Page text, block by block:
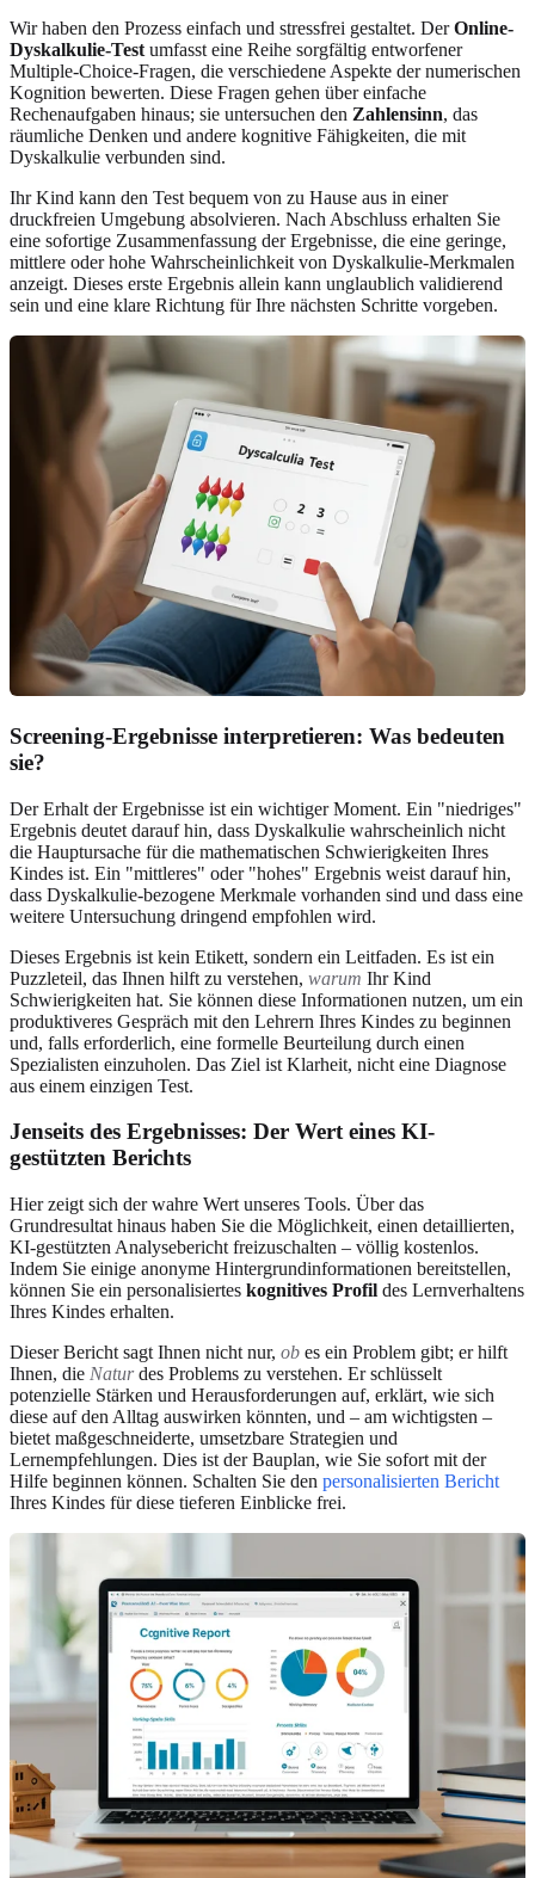
Wir haben den Prozess einfach und stressfrei gestaltet. DerOnline-
Dyskalkulie-Test umfasst eine Reihe sorgfältig entworfener
Multiple-Choice-Fragen, die verschiedene Aspekte der numerischen
Kognition bewerten. Diese Fragen gehen über einfache
Rechenaufgaben hinaus; sie untersuchen den Zahlensinn, das
räumliche Denken und andere kognitive Fähigkeiten, die mit
Dyskalkulie verbunden sind.
Ihr Kind kann den Test bequem von zu Hause aus in einer
druckfreien Umgebung absolvieren. Nach Abschluss erhalten Sie
eine sofortige Zusammenfassung der Ergebnisse, die eine geringe,
mittlere oder hohe Wahrscheinlichkeit von Dyskalkulie-Merkmalen
anzeigt. Dieses erste Ergebnis allein kann unglaublich validierend
sein und eine klare Richtung für Ihre nächsten Schritte vorgeben.
Screening-Ergebnisse interpretieren: Was bedeuten
sie?
Der Erhalt der Ergebnisse ist ein wichtiger Moment. Ein "niedriges"
Ergebnis deutet darauf hin, dass Dyskalkulie wahrscheinlich nicht
die Hauptursache für die mathematischen Schwierigkeiten Ihres
Kindes ist. Ein "mittleres" oder "hohes" Ergebnis weist darauf hin,
dass Dyskalkulie-bezogene Merkmale vorhanden sind und dass eine
weitere Untersuchung dringend empfohlen wird.
Dieses Ergebnis ist kein Etikett, sondern ein Leitfaden. Es ist ein
Puzzleteil, das Ihnen hilft zu verstehen, warum Ihr Kind
Schwierigkeiten hat. Sie können diese Informationen nutzen, um ein
produktiveres Gespräch mit den Lehrern Ihres Kindes zu beginnen
und, falls erforderlich, eine formelle Beurteilung durch einen
Spezialisten einzuholen. Das Ziel ist Klarheit, nicht eine Diagnose
aus einem einzigen Test.
Jenseits des Ergebnisses: Der Wert eines KI-
gestützten Berichts
Hier zeigt sich der wahre Wert unseres Tools. Über das
Grundresultat hinaus haben Sie die Möglichkeit, einen detaillierten,
KI-gestützten Analysebericht freizuschalten – völlig kostenlos.
Indem Sie einige anonyme Hintergrundinformationen bereitstellen,
können Sie ein personalisiertes kognitives Profil des Lernverhaltens
Ihres Kindes erhalten.
Dieser Bericht sagt Ihnen nicht nur, ob es ein Problem gibt; er hilft
Ihnen, die Naturdes Problems zu verstehen. Er schlüsselt
potenzielle Stärken und Herausforderungen auf, erklärt, wie sich
diese auf den Alltag auswirken könnten, und – am wichtigsten –
bietet maßgeschneiderte, umsetzbare Strategien und
Lernempfehlungen. Dies ist der Bauplan, wie Sie sofort mit der
Hilfe beginnen können. Schalten Sie den personalisierten Bericht
Ihres Kindes für diese tieferen Einblicke frei.